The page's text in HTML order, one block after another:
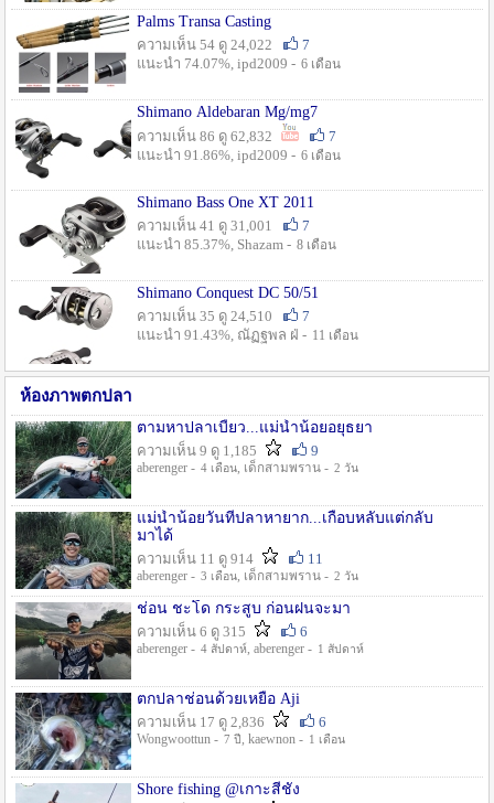
Palms Transa Casting
ความเห็น 54 ดู 24,022
7
แนะนำ 74.07%, ipd2009 - 6 เดือน
Shimano Aldebaran Mg/mg7
ความเห็น 86 ดู 62,832
7
แนะนำ 91.86%, ipd2009 - 6 เดือน
Shimano Bass One XT 2011
ความเห็น 41 ดู 31,001
7
แนะนำ 85.37%, Shazam - 8 เดือน
Shimano Conquest DC 50/51
ความเห็น 35 ดู 24,510
7
แนะนำ 91.43%, ณัฏฐพล ฝ่ - 11 เดือน
ห้องภาพตกปลา
ตามหาปลาเบี้ยว...แม่น้ำน้อยอยุธยา
ความเห็น 9 ดู 1,185
9
aberenger - 4 เดือน, เด็กสามพราน - 2 วัน
แม่น้ำน้อยวันที่ปลาหายาก...เกือบหลับแต่กลับ
มาได้
ความเห็น 11 ดู 914
11
aberenger - 3 เดือน, เด็กสามพราน - 2 วัน
ช่อน ชะโด กระสูบ ก่อนฝนจะมา
ความเห็น 6 ดู 315
6
aberenger - 4 สัปดาห์, aberenger - 1 สัปดาห์
ตกปลาช่อนด้วยเหยื่อ Aji
ความเห็น 17 ดู 2,836
6
Wongwoottun - 7 ปี , kaewnon - 1 เดือน
Shore fishing @เกาะสีชัง